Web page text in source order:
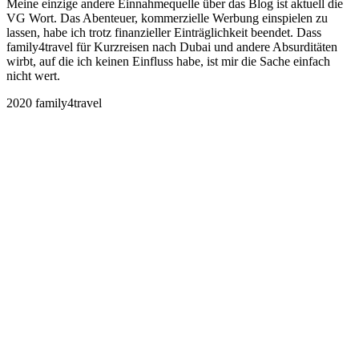
Meine einzige andere Einnahmequelle über das Blog ist aktuell die
VG Wort. Das Abenteuer, kommerzielle Werbung einspielen zu
lassen, habe ich trotz finanzieller Einträglichkeit beendet. Dass
family4travel für Kurzreisen nach Dubai und andere Absurditäten
wirbt, auf die ich keinen Einfluss habe, ist mir die Sache einfach
nicht wert.
2020 family4travel